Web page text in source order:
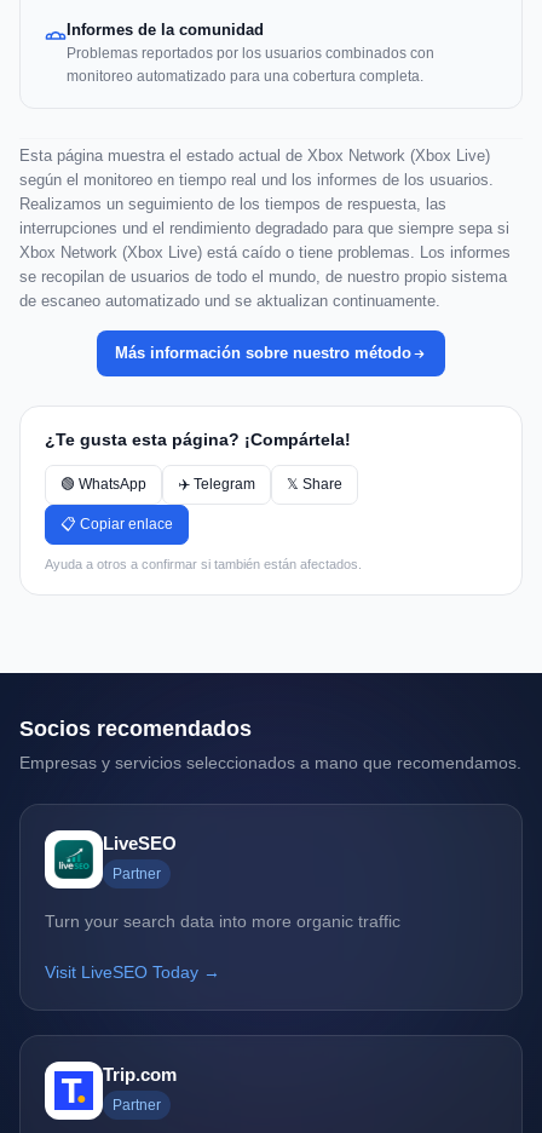
Informes de la comunidad
Problemas reportados por los usuarios combinados con
monitoreo automatizado para una cobertura completa.
Esta página muestra el estado actual de Xbox Network (Xbox Live)
según el monitoreo en tiempo real und los informes de los usuarios.
Realizamos un seguimiento de los tiempos de respuesta, las
interrupciones und el rendimiento degradado para que siempre sepa si
Xbox Network (Xbox Live) está caído o tiene problemas. Los informes
se recopilan de usuarios de todo el mundo, de nuestro propio sistema
de escaneo automatizado und se aktualizan continuamente.
Más información sobre nuestro método
¿Te gusta esta página? ¡Compártela!
🟢 WhatsApp ✈️ Telegram 𝕏 Share
📋 Copiar enlace
Ayuda a otros a confirmar si también están afectados.
Socios recomendados
Empresas y servicios seleccionados a mano que recomendamos.
LiveSEO
Partner
Turn your search data into more organic traffic
Visit LiveSEO Today →
Trip.com
Partner